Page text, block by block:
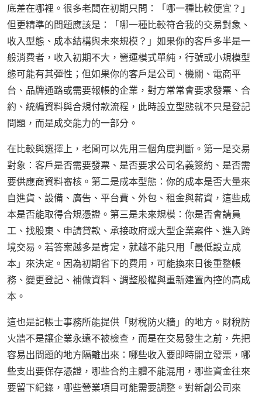
底差在哪裡。很多老闆在初期只問：「哪一種比較便宜？」
但更精準的問題應該是：「哪一種比較符合我的交易對象、
收入型態、成本結構與未來規模？」如果你的客戶多半是一
般消費者，收入初期不大，營運模式單純，行號或小規模型
態可能有其彈性；但如果你的客戶是公司、機關、電商平
台、品牌通路或需要報帳的企業，對方常常會要求發票、合
約、統編資料與合規付款流程，此時設立型態就不只是登記
問題，而是成交能力的一部分。
在比較與選擇上，老闆可以先用三個角度判斷。第一是交易
對象：客戶是否需要發票、是否要求公司名義簽約、是否需
要供應商資料審核。第二是成本型態：你的成本是否大量來
自進貨、設備、廣告、平台費、外包、租金與薪資，這些成
本是否能取得合規憑證。第三是未來規模：你是否會請員
工、找股東、申請貸款、承接政府或大型企業案件、進入跨
境交易。若答案越多是肯定，就越不能只用「最低設立成
本」來決定。因為初期省下的費用，可能換來日後重整帳
務、變更登記、補做資料、調整股權與重新建置內控的高成
本。
這也是記帳士事務所能提供「財稅防火牆」的地方。財稅防
火牆不是讓企業永遠不被檢查，而是在交易發生之前，先把
容易出問題的地方隔離出來：哪些收入要即時開立發票，哪
些支出要保存憑證，哪些合約主體不能混用，哪些資金往來
要留下紀錄，哪些營業項目可能需要調整。對新創公司來